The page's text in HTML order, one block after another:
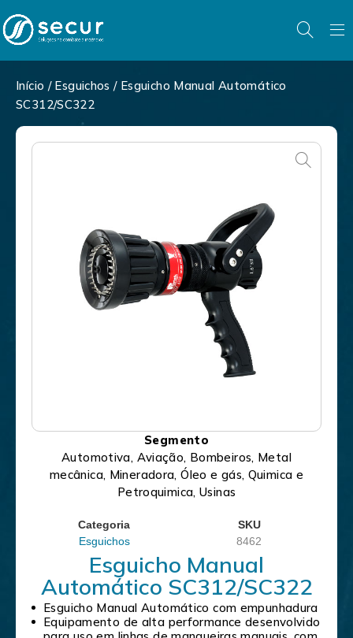
Início / Esguichos / Esguicho Manual Automático
SC312/SC322
Segmento
Automotiva, Aviação, Bombeiros, Metal
mecânica, Mineradora, Óleo e gás, Quimica e
Petroquimica, Usinas
Categoria
Esguichos
SKU
8462
Esguicho Manual
Automático SC312/SC322
Esguicho Manual Automático com empunhadura
Equipamento de alta performance desenvolvido